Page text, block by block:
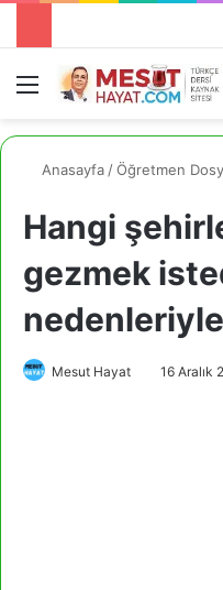
Menü
Anasayfa /Öğretmen
Hangi
gezmek
nedenleriyle
Mesut Hayat 16 Aralık